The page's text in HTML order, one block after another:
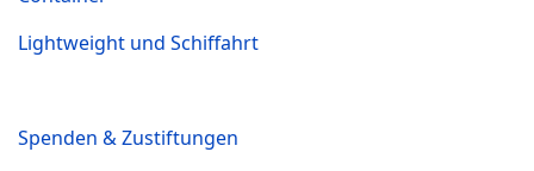
Lightweight und Schiffahrt
Spenden & Zustiftungen